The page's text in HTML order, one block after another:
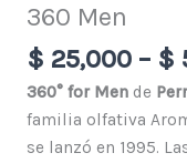
360 Men
$ 25,000 – $
360° for Mende
familia olfativa
se lanzó en 1995.